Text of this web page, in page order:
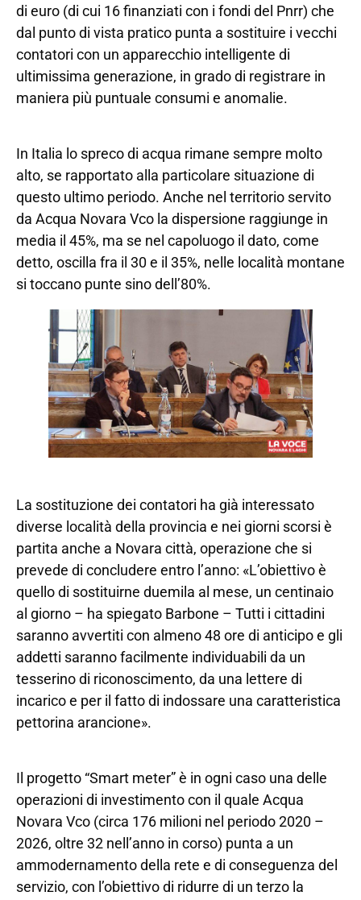
di euro (di cui 16 finanziati con i fondi del Pnrr) che
dal punto di vista pratico punta a sostituire i vecchi
contatori con un apparecchio intelligente di
ultimissima generazione, in grado di registrare in
maniera più puntuale consumi e anomalie.
In Italia lo spreco di acqua rimane sempre molto
alto, se rapportato alla particolare situazione di
questo ultimo periodo. Anche nel territorio servito
da Acqua Novara Vco la dispersione raggiunge in
media il 45%, ma se nel capoluogo il dato, come
detto, oscilla fra il 30 e il 35%, nelle località montane
si toccano punte sino dell’80%.
La sostituzione dei contatori ha già interessato
diverse località della provincia e nei giorni scorsi è
partita anche a Novara città, operazione che si
prevede di concludere entro l’anno: «L’obiettivo è
quello di sostituirne duemila al mese, un centinaio
al giorno – ha spiegato Barbone – Tutti i cittadini
saranno avvertiti con almeno 48 ore di anticipo e gli
addetti saranno facilmente individuabili da un
tesserino di riconoscimento, da una lettere di
incarico e per il fatto di indossare una caratteristica
pettorina arancione».
Il progetto “Smart meter” è in ogni caso una delle
operazioni di investimento con il quale Acqua
Novara Vco (circa 176 milioni nel periodo 2020 –
2026, oltre 32 nell’anno in corso) punta a un
ammodernamento della rete e di conseguenza del
servizio, con l’obiettivo di ridurre di un terzo la